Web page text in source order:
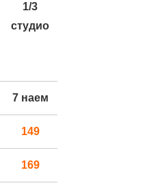
1/3
студио
7 наем
149
169